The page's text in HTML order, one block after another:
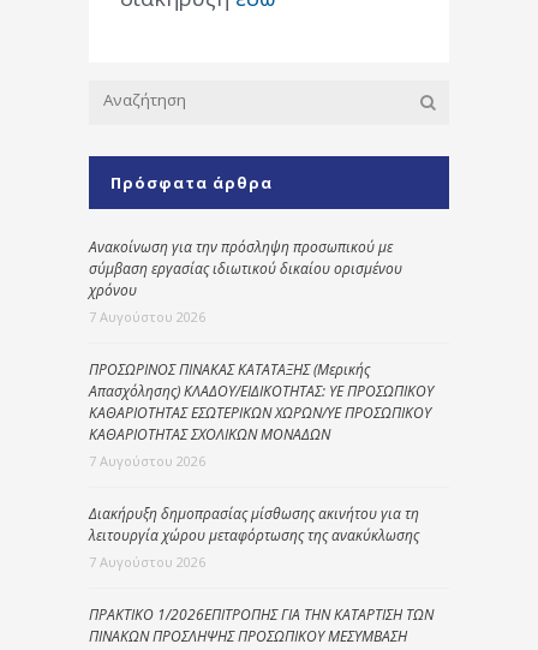
Πρόσφατα άρθρα
Ανακοίνωση για την πρόσληψη προσωπικού με
σύμβαση εργασίας ιδιωτικού δικαίου ορισμένου
χρόνου
7 Αυγούστου 2026
ΠΡΟΣΩΡΙΝΟΣ ΠΙΝΑΚΑΣ ΚΑΤΑΤΑΞΗΣ (Μερικής
Απασχόλησης) ΚΛΑΔΟΥ/ΕΙΔΙΚΟΤΗΤΑΣ: ΥΕ ΠΡΟΣΩΠΙΚΟΥ
ΚΑΘΑΡΙΟΤΗΤΑΣ ΕΣΩΤΕΡΙΚΩΝ ΧΩΡΩΝ/ΥΕ ΠΡΟΣΩΠΙΚΟΥ
ΚΑΘΑΡΙΟΤΗΤΑΣ ΣΧΟΛΙΚΩΝ ΜΟΝΑΔΩΝ
7 Αυγούστου 2026
Διακήρυξη δημοπρασίας μίσθωσης ακινήτου για τη
λειτουργία χώρου μεταφόρτωσης της ανακύκλωσης
7 Αυγούστου 2026
ΠΡΑΚΤΙΚΟ 1/2026ΕΠΙΤΡΟΠΗΣ ΓΙΑ ΤΗΝ ΚΑΤΑΡΤΙΣΗ ΤΩΝ
ΠΙΝΑΚΩΝ ΠΡΟΣΛΗΨΗΣ ΠΡΟΣΩΠΙΚΟΥ ΜΕΣΥΜΒΑΣΗ